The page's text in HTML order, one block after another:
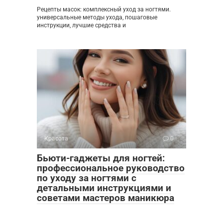
Рецепты масок: комплексный уход за ногтями.
универсальные методы ухода, пошаговые
инструкции, лучшие средства и
Красота 0
Бьюти-гаджеты для ногтей:
профессиональное руководство
по уходу за ногтями с
детальными инструкциями и
советами мастеров маникюра